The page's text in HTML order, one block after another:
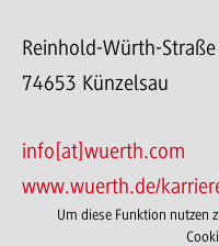
Reinhold-Würth-
74653 Künzelsau
info[at]wuerth.com
www.wuerth.de/
Um diese Funktion nutzen